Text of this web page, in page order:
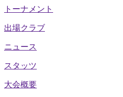
トーナメント
出場クラブ
ニュース
スタッツ
大会概要